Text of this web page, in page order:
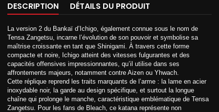
DESCRIPTION DÉTAILS DU PRODUIT
La version 2 du Bankaï d’Ichigo, également connue sous le nom de
Tensa Zangetsu, incarne l’évolution de son pouvoir et symbolise sa
maîtrise croissante en tant que Shinigami. À travers cette forme
compacte et noire, Ichigo atteint des vitesses fulgurantes et des
capacités offensives impressionnantes, qu’il utilise dans ses
affrontements majeurs, notamment contre Aizen ou Yhwach.
Cette réplique reprend les traits marquants de l’arme : la lame en acier
inoxydable noir, la garde au design spécifique, et surtout la longue
chaîne qui prolonge le manche, caractéristique emblématique de Tensa
Zangetsu. Pour les fans de Bleach, ce katana représente non